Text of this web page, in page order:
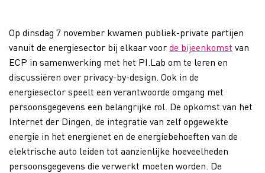
Op dinsdag 7 november kwamen publiek-private partijen
vanuit de energiesector bij elkaar voorde bijeenkomst van
ECP in samenwerking met het PI.Lab om te leren en
discussiëren over privacy-by-design. Ook in de
energiesector speelt een verantwoorde omgang met
persoonsgegevens een belangrijke rol. De opkomst van het
Internet der Dingen, de integratie van zelf opgewekte
energie in het energienet en de energiebehoeften van de
elektrische auto leiden tot aanzienlijke hoeveelheden
persoonsgegevens die verwerkt moeten worden. De